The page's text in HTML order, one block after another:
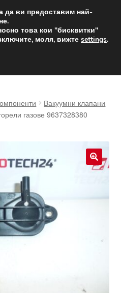
от 12 лв.
целия свят
Вакуумни клапани
газове 9637328380
🔍
да ви предоставим най-
това кои "бисквитки"
моля, вижте settings.